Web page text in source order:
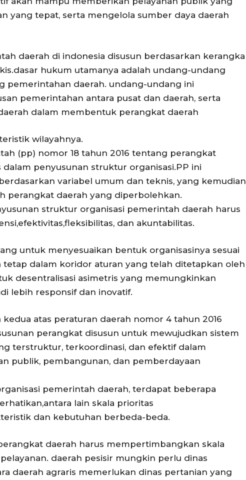
yang tepat, serta mengelola sumber daya daerah
daerah di indonesia disusun berdasarkan kerangka
hukum utamanya adalah undang-undang
pemerintahan daerah. undang-undang ini
pemerintahan antara pusat dan daerah, serta
dalam membentuk perangkat daerah
wilayahnya.
(pp) nomor 18 tahun 2016 tentang perangkat
penyusunan struktur organisasi.PP ini
variabel umum dan teknis, yang kemudian
perangkat daerah yang diperbolehkan.
struktur organisasi pemerintah daerah harus
dan akuntabilitas.
untuk menyesuaikan bentuk organisasinya sesuai
tetap dalam koridor aturan yang telah ditetapkan oleh
desentralisasi asimetris yang memungkinkan
lebih responsif dan inovatif.
atas peraturan daerah nomor 4 tahun 2016
perangkat disusun untuk mewujudkan sistem
terstruktur, terkoordinasi, dan efektif dalam
publik, pembangunan, dan pemberdayaan
pemerintah daerah, terdapat beberapa
lain skala prioritas
dan kebutuhan berbeda-beda.
daerah harus mempertimbangkan skala
daerah pesisir mungkin perlu dinas
daerah agraris memerlukan dinas pertanian yang